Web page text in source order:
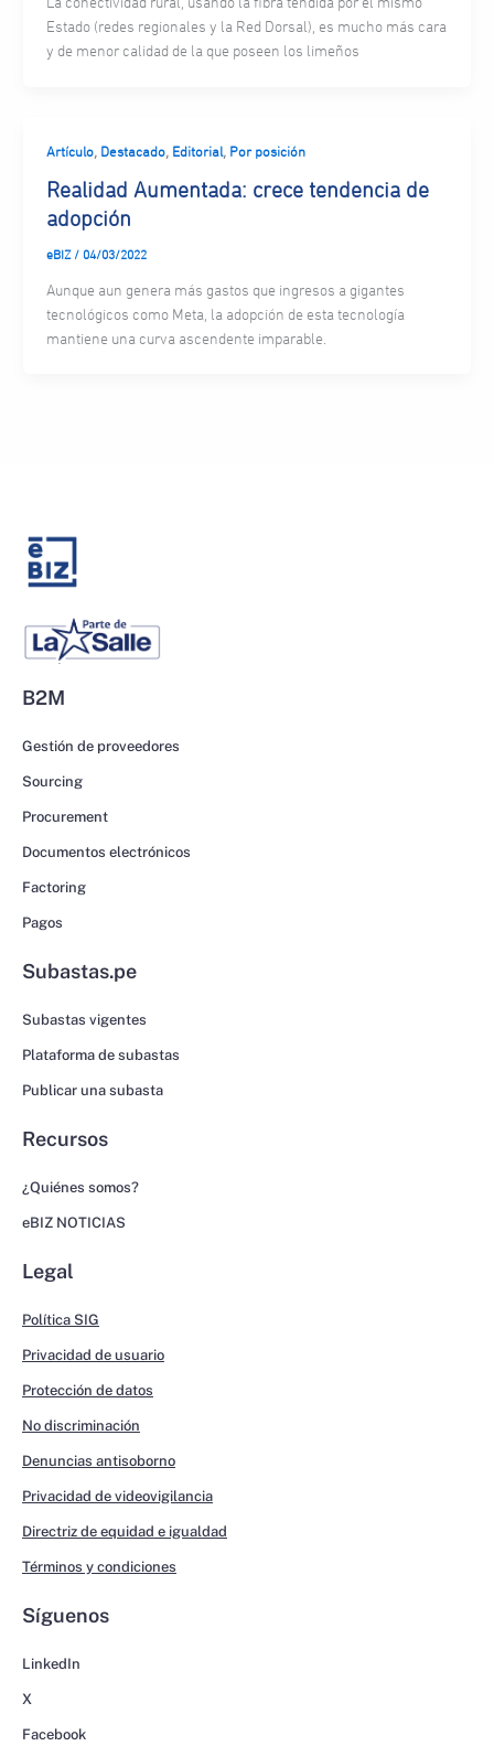
La conectividad rural, usando la fibra tendida por el mismo
Estado (redes regionales y la Red Dorsal), es mucho más cara
y de menor calidad de la que poseen los limeños
Artículo, Destacado, Editorial, Por posición
Realidad Aumentada: crece tendencia de
adopción
eBIZ / 04/03/2022
Aunque aun genera más gastos que ingresos a gigantes
tecnológicos como Meta, la adopción de esta tecnología
mantiene una curva ascendente imparable.
B2M
Gestión de proveedores
Sourcing
Procurement
Documentos electrónicos
Factoring
Pagos
Subastas.pe
Subastas vigentes
Plataforma de subastas
Publicar una subasta
Recursos
¿Quiénes somos?
eBIZ NOTICIAS
Legal
Política SIG
Privacidad de usuario
Protección de datos
No discriminación
Denuncias antisoborno
Privacidad de videovigilancia
Directriz de equidad e igualdad
Términos y condiciones
Síguenos
LinkedIn
X
Facebook